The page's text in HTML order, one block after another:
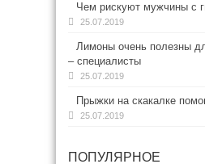
Чем рискуют мужчины с
25.07.2019
Лимоны очень полезны
– специалисты
25.07.2019
Прыжки на скакалке
25.07.2019
ПОПУЛЯРНОЕ